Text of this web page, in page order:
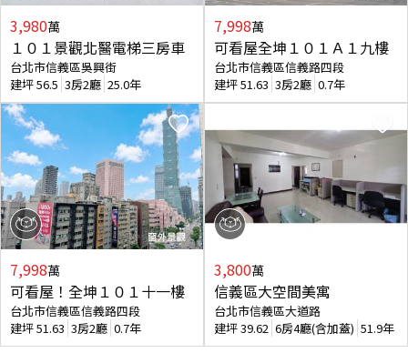
3,980萬
１０１景觀北醫電梯三房車
台北市信義區吳興街
建坪56.5 3房2廳 25.0年
7,998萬
可看屋！全坤１０１十一樓
台北市信義區信義路四段
建坪51.63 3房2廳 0.7年
7,998萬
可看屋全坤１０１Ａ１九樓
台北市信義區信義路四段
建坪51.63 3房2廳 0.7年
3,800萬
信義區大空間美寓
台北市信義區大道路
建坪39.62 6房4廳(含加蓋) 51.9年